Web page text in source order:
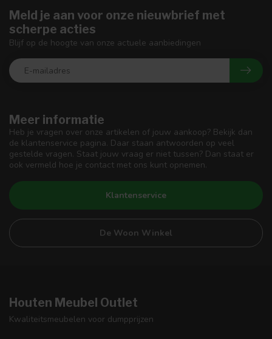
Meer informatie
Heb je vragen over onze artikelen of jouw aankoop? Bekijk dan
de klantenservice pagina. Daar staan antwoorden op veel
gestelde vragen. Staat jouw vraag er niet tussen? Dan staat er
ook vermeld hoe je contact met ons kunt opnemen.
Klantenservice
De Woon Winkel
Meld je aan voor onze nieuwbrief met
scherpe acties
Blijf op de hoogte van onze actuele aanbiedingen
Houten Meubel Outlet
Kwaliteitsmeubelen voor dumpprijzen